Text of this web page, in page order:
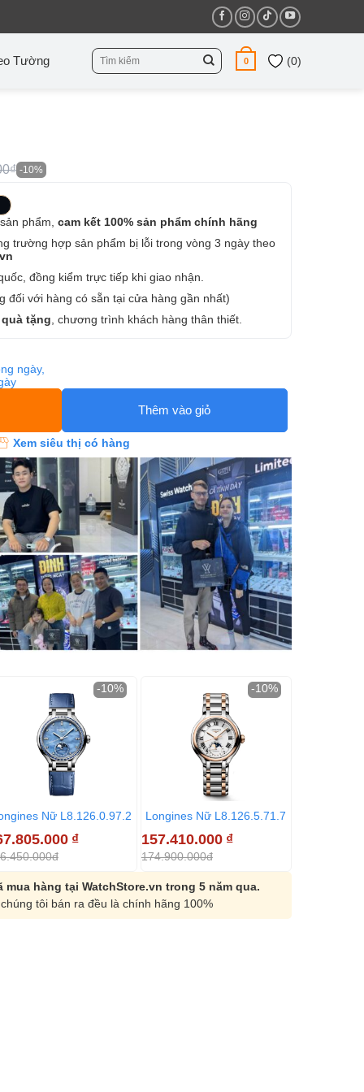
Tường
Tìm
kiếm:
0 (0)
-10%
phẩm, cam kết 100% sản phẩm chính hãng
trường hợp sản phẩm bị lỗi trong vòng 3 ngày theo
đồng kiểm trực tiếp khi giao nhận.
đối với hàng có sẵn tại cửa hàng gần nhất)
tặng , chương trình khách hàng thân thiết.
ngày,
Thêm vào giỏ
Xem siêu thị có hàng
Nữ L8.126.0.97.2
₫
-10%
Longines Nữ L8.126.5.71.7
157.410.000 ₫
174.900.000đ
-10%
mua hàng tại WatchStore.vn trong 5 năm qua.
tôi bán ra đều là chính hãng 100%